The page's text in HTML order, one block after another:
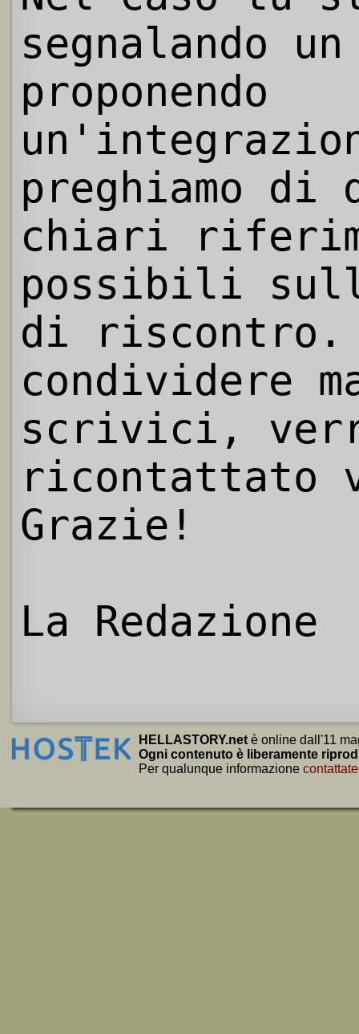
segnalando
proponendo
preghiamo
chiari
possibili
di riscontro.
condividere
scrivici,
ricontattato
Grazie!
La Redazione
HELLASTORY.net è online dall'11
Ogni contenuto è liberamente
Per qualunque informazione